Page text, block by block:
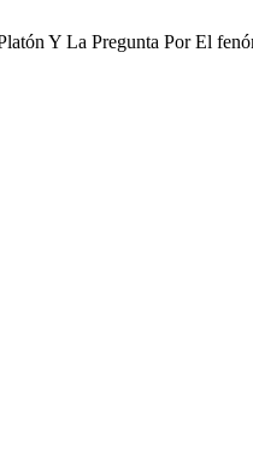
Y La Pregunta Por El